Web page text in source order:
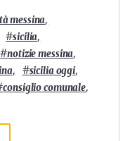
messina,
#sicilia,
#notizie messina,
, #sicilia oggi,
consiglio comunale,